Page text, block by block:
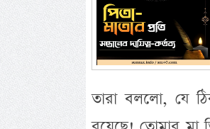
তারা বললো, যে